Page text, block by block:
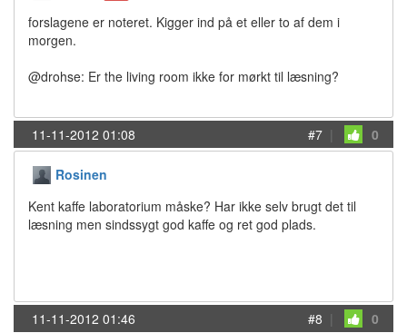
forslagene er noteret. Kigger ind på et eller to af dem i
morgen.
@drohse: Er the living room ikke for mørkt til læsning?
11-11-2012 01:08 #7 | 0
Rosinen
Kent kaffe laboratorium måske? Har ikke selv brugt det til
læsning men sindssygt god kaffe og ret god plads.
11-11-2012 01:46 #8 | 0